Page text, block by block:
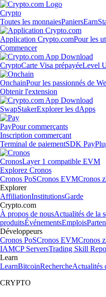
Crypto
Toutes les monnaiesPaniersEarn
Application Crypto.comPour les
Commencer
CryptoCarte Visa prépayéeLevel
OnchainPour les passionnés de
Obtenir l'extension
SwapStakerExplorer les dApps
PayPour commerçants
Inscription commerçant
Terminal de paiementSDK Pay
CronosLayer 1 compatible EVM
Explorez Cronos
Cronos PoSCronos EVMCronos
Explorer
AffiliationInstitutionsGarde
Crypto.com
À propos de nousActualités de la
produitsÉvénementsEmplois
Développeurs
Cronos PoSCronos EVMCronos
IAMCP ServersTrading Skill Repo
Learn
LearnBitcoinRechercheActualités
CRYPTO